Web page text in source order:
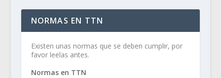
NORMAS EN TTN
Existen unas normas que se deben cumplir, por
favor leelas antes.
Normas en TTN